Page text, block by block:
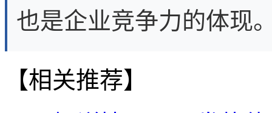
也是企业竞争力的体现
【相关推荐】